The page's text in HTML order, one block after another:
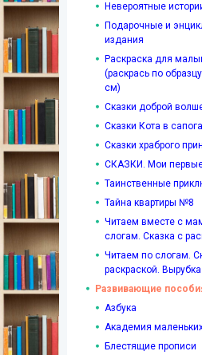
Невероятные
Подарочные и
издания
Раскраска для
(раскрась по
см)
Сказки доброй
Сказки Кота в
Сказки храброго
СКАЗКИ. Мои первые
Таинственные
Тайна квартиры №8
Читаем вместе с
слогам. Сказка с
Читаем по слогам.
раскраской.
Развивающие
Азбука
Академия
Блестящие прописи